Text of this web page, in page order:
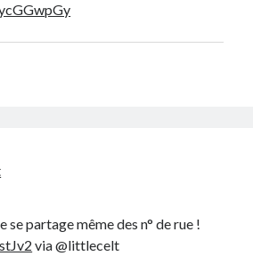
se partage même des n° de rue !
via @littlecelt